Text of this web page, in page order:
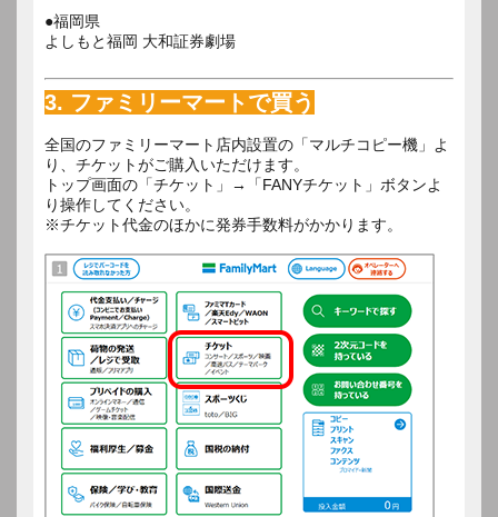
●福岡県
よしもと福岡 大和証券劇場
3. ファミリーマートで買う
全国のファミリーマート店内設置の「マルチコピー機」よ
り、チケットがご購入いただけます。
トップ画面の「チケット」→「FANYチケット」ボタンよ
り操作してください。
※チケット代金のほかに発券手数料がかかります。